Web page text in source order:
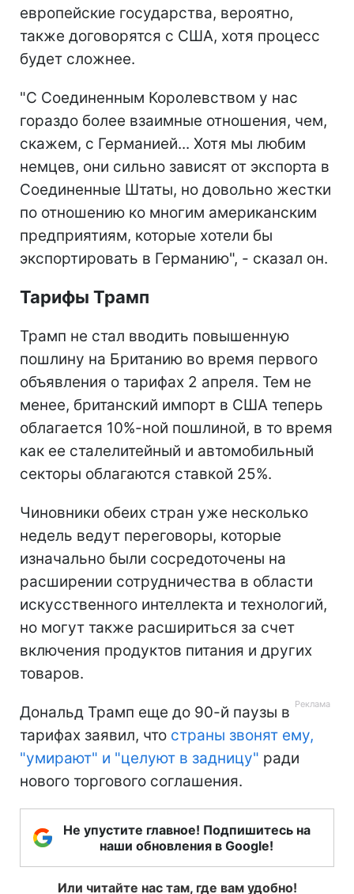
европейские государства, вероятно,
также договорятся с США, хотя процесс
будет сложнее.
"С Соединенным Королевством у нас
гораздо более взаимные отношения, чем,
скажем, с Германией... Хотя мы любим
немцев, они сильно зависят от экспорта в
Соединенные Штаты, но довольно жестки
по отношению ко многим американским
предприятиям, которые хотели бы
экспортировать в Германию", - сказал он.
Тарифы Трамп
Трамп не стал вводить повышенную
пошлину на Британию во время первого
объявления о тарифах 2 апреля. Тем не
менее, британский импорт в США теперь
облагается 10%-ной пошлиной, в то время
как ее сталелитейный и автомобильный
секторы облагаются ставкой 25%.
Чиновники обеих стран уже несколько
недель ведут переговоры, которые
изначально были сосредоточены на
расширении сотрудничества в области
искусственного интеллекта и технологий,
но могут также расшириться за счет
включения продуктов питания и других
товаров.
Дональд Трамп еще до 90-й паузы в
тарифах заявил, что страны звонят ему,
"умирают" и "целуют в задницу" ради
нового торгового соглашения.
Не упустите главное! Подпишитесь на
наши обновления в Google!
Или читайте нас там, где вам удобно!